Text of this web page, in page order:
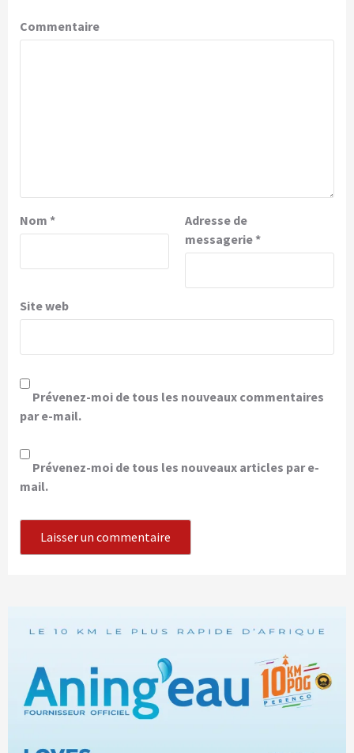
Commentaire
Nom *
Adresse de
messagerie*
Site web
Prévenez-moi de tous les nouveaux commentaires
par e-mail.
Prévenez-moi de tous les nouveaux articles par e-
mail.